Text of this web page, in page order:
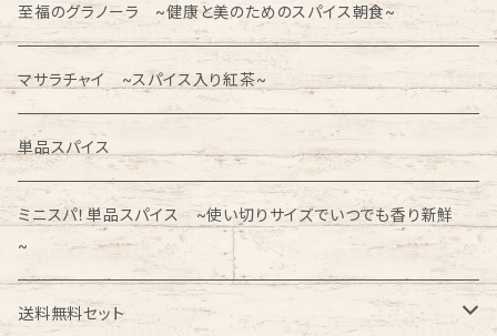
はじめてのスパイスキッチン 初心者おすすめ
Dear.Curry 10分で作れる本格カレー
【期間限定】季節と旬のスパイスカレー
【期間限定】スパイスかんたんじゃ～ん♪
至福のグラノーラ ~健康と美のためのスパイス朝食~
マサラチャイ ~スパイス入り紅茶~
単品スパイス
ミニスパ！単品スパイス ~使い切りサイズでいつでも香り新鮮
~
送料無料セット